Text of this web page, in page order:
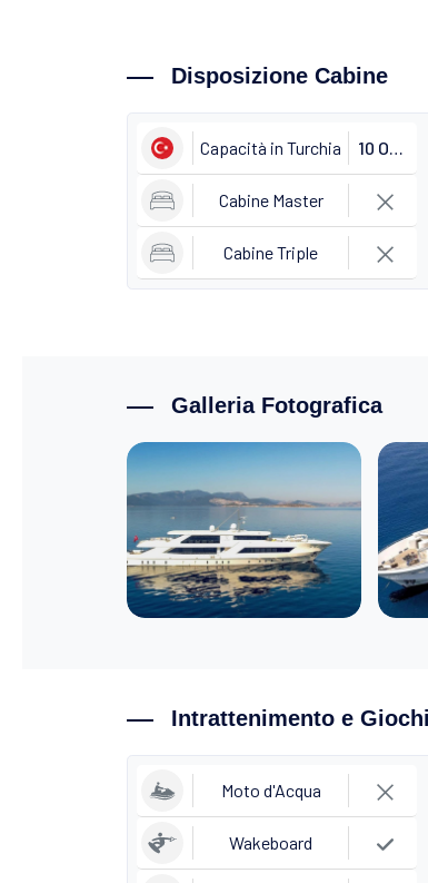
Disposizione Cabine
Capacità in Turchia 10 Ospiti
Cabine Master
Cabine Triple
Galleria Fotografica
Intrattenimento e Giochi
Moto d'Acqua
Wakeboard